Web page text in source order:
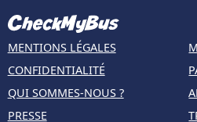
MENTIONS LÉGALES
CONFIDENTIALITÉ
QUI SOMMES-NOUS ?
PRESSE